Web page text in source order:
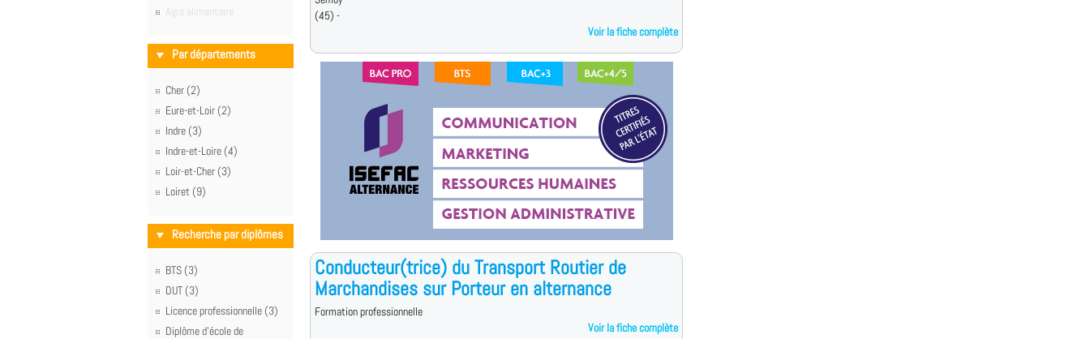
Agro alimentaire
Par départements
Cher (2)
Eure-et-Loir (2)
Indre (3)
Indre-et-Loire (4)
Loir-et-Cher (3)
Loiret (9)
Recherche par diplômes
BTS (3)
DUT (3)
Licence professionnelle (3)
Diplôme d'école de
(45) -
Voir la fiche complète
Conducteur(trice) du Transport Routier de
Marchandises sur Porteur en alternance
Formation professionnelle
Voir la fiche complète